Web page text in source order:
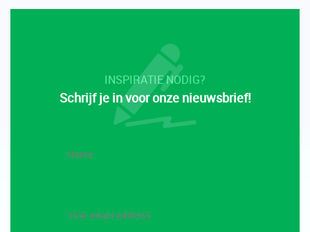
INSPIRATIE NODIG?
Schrijf je in voor onze nieuwsbrief!